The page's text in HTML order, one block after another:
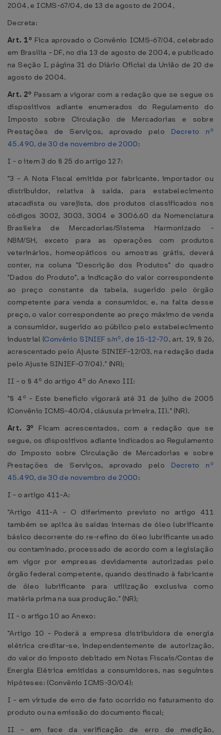
2004, e ICMS-67/04, de 13 de agosto de 2004,
Decreta:
Art. 1º Fica aprovado o Convênio ICMS-67/04, celebrado
em Brasília - DF, no dia 13 de agosto de 2004, e publicado
na Seção I, página 31 do Diário Oficial da União de 20 de
agosto de 2004.
Art. 2º Passam a vigorar com a redação que se segue os
dispositivos adiante enumerados do Regulamento do
Imposto sobre Circulação de Mercadorias e sobre
Prestações de Serviços, aprovado pelo Decreto nº
45.490, de 30 de novembro de 2000:
I - o item 3 do § 25 do artigo 127:
"3 - A Nota Fiscal emitida por fabricante, importador ou
distribuidor, relativa à saída, para estabelecimento
atacadista ou varejista, dos produtos classificados nos
códigos 3002, 3003, 3004 e 3006.60 da Nomenclatura
Brasileira de Mercadorias/Sistema Harmonizado -
NBM/SH, exceto para as operações com produtos
veterinários, homeopáticos ou amostras grátis, deverá
conter, na coluna "Descrição dos Produtos" do quadro
"Dados do Produto", a indicação do valor correspondente
ao preço constante da tabela, sugerido pelo órgão
competente para venda a consumidor, e, na falta desse
preço, o valor correspondente ao preço máximo de venda
a consumidor, sugerido ao público pelo estabelecimento
industrial (Convênio SINIEF s/nº, de 15-12-70, art. 19, § 26,
acrescentado pelo Ajuste SINIEF-12/03, na redação dada
pelo Ajuste SINIEF-07/04)." (NR);
II - o § 4º do artigo 4º do Anexo III:
"§ 4º - Este benefício vigorará até 31 de julho de 2005
(Convênio ICMS-40/04, cláusula primeira, II)." (NR).
Art. 3º Ficam acrescentados, com a redação que se
segue, os dispositivos adiante indicados ao Regulamento
do Imposto sobre Circulação de Mercadorias e sobre
Prestações de Serviços, aprovado pelo Decreto nº
45.490, de 30 de novembro de 2000:
I - o artigo 411-A:
"Artigo 411-A - O diferimento previsto no artigo 411
também se aplica às saídas internas de óleo lubrificante
básico decorrente do re-refino do óleo lubrificante usado
ou contaminado, processado de acordo com a legislação
em vigor por empresas devidamente autorizadas pelo
órgão federal competente, quando destinado à fabricante
de óleo lubrificante para utilização exclusiva como
matéria prima na sua produção." (NR);
II - o artigo 10 ao Anexo:
"Artigo 10 - Poderá a empresa distribuidora de energia
elétrica creditar-se, independentemente de autorização,
do valor do imposto debitado em Notas Fiscais/Contas de
Energia Elétrica emitidas a consumidores, nas seguintes
hipóteses: (Convênio ICMS-30/04):
I - em virtude de erro de fato ocorrido no faturamento do
produto ou na emissão do documento fiscal;
II - em face da verificação de erro de medição,